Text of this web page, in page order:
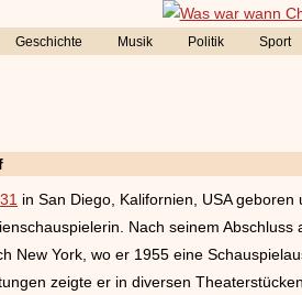
Geschichte Musik Politik Sport
in San Diego, Kalifornien, USA
Nach seinem
New York, wo er 1955 eine
zeigte er in diversen